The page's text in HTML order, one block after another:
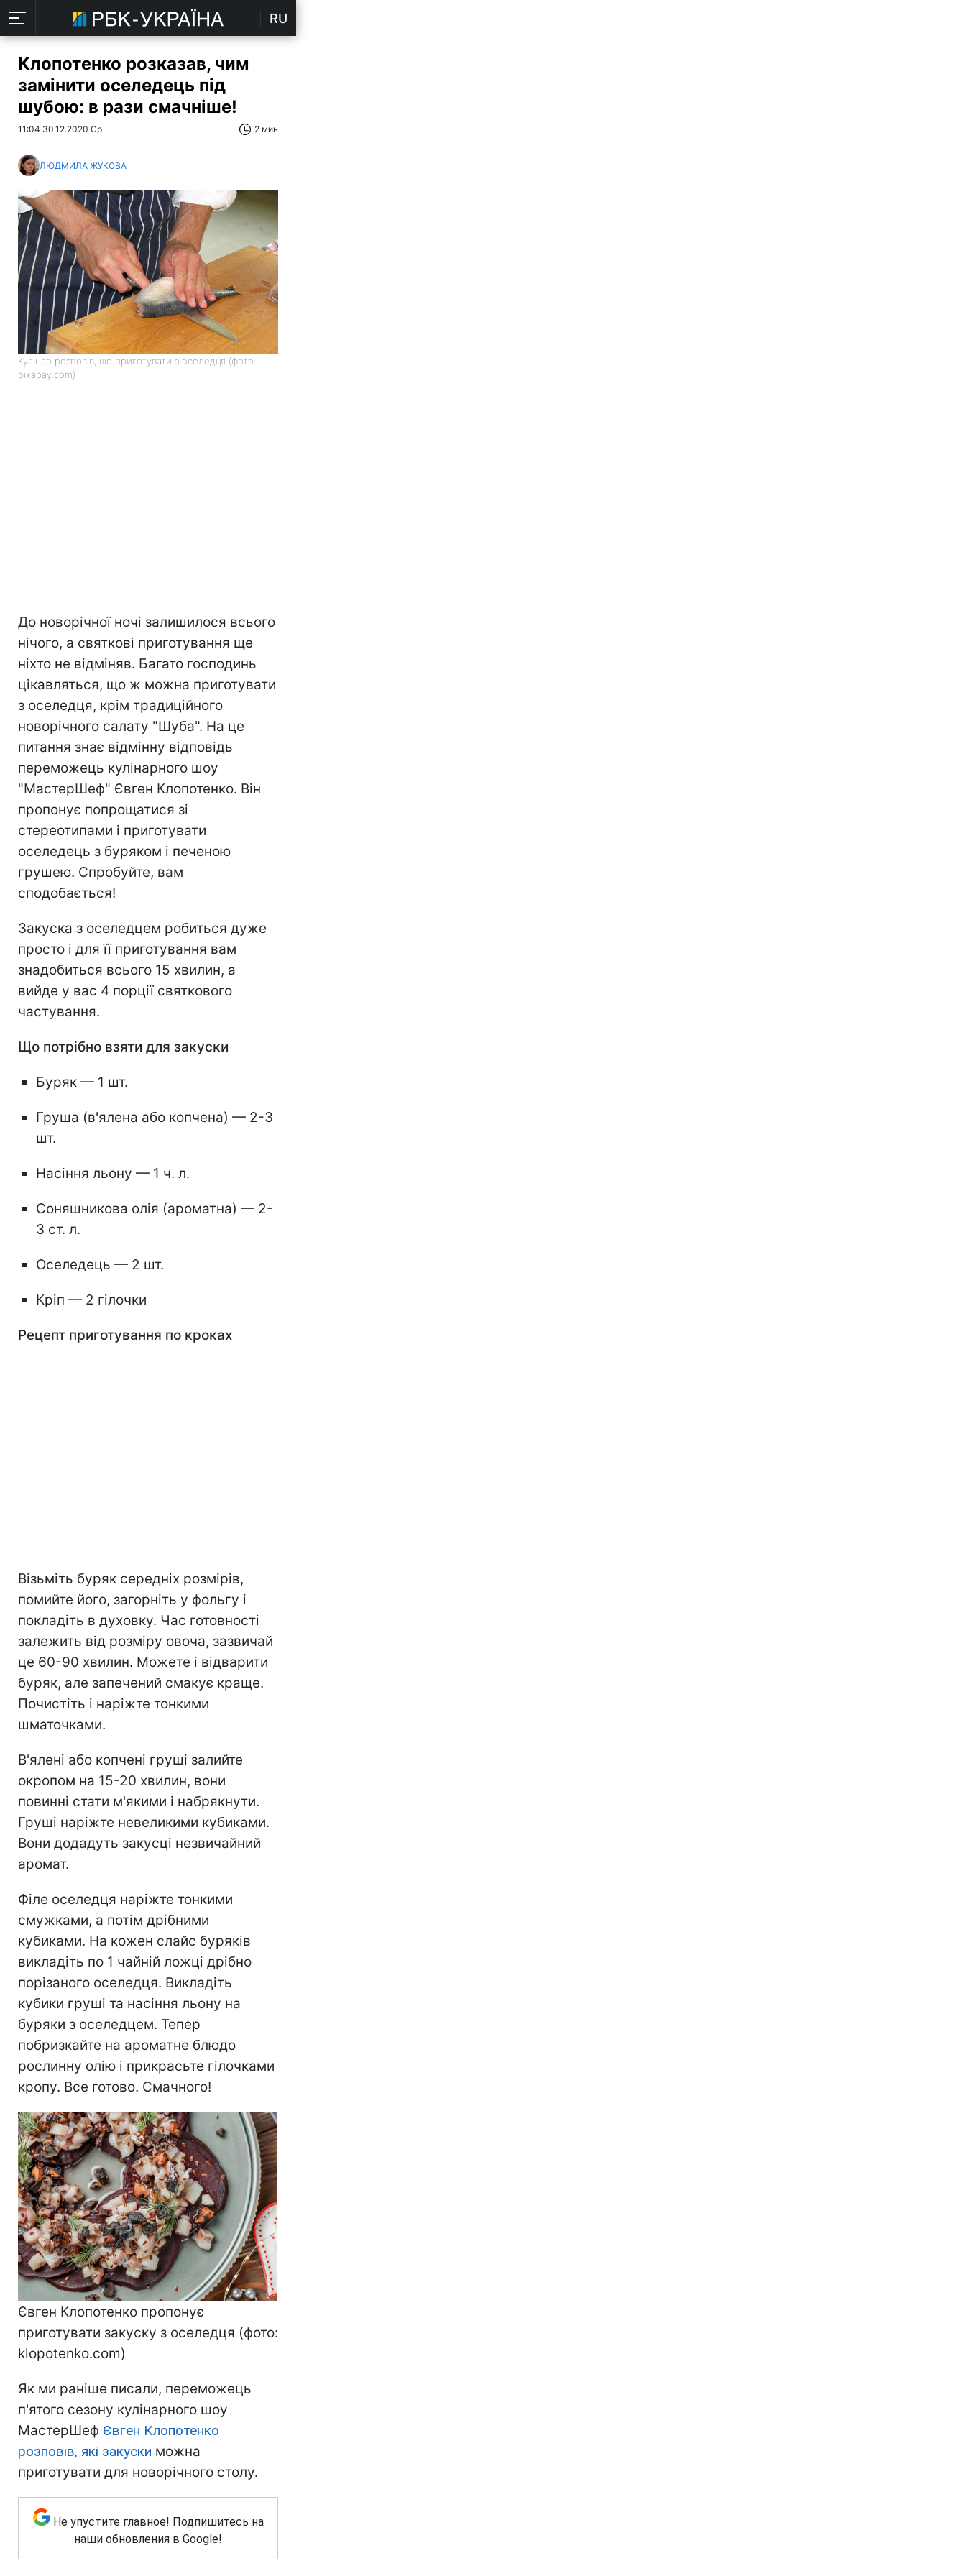
RU
Клопотенко розказав, чим
замінити оселедець під
шубою: в рази смачніше!
11:04 30.12.2020 Ср 2 мин
ЛЮДМИЛА ЖУКОВА
Кулінар розповів, що приготувати з оселедця (фото:
pixabay.com)
До новорічної ночі залишилося всього
нічого, а святкові приготування ще
ніхто не відміняв. Багато господинь
цікавляться, що ж можна приготувати
з оселедця, крім традиційного
новорічного салату "Шуба". На це
питання знає відмінну відповідь
переможець кулінарного шоу
"МастерШеф" Євген Клопотенко. Він
пропонує попрощатися зі
стереотипами і приготувати
оселедець з буряком і печеною
грушею. Спробуйте, вам
сподобається!
Закуска з оселедцем робиться дуже
просто і для її приготування вам
знадобиться всього 15 хвилин, а
вийде у вас 4 порції святкового
частування.
Що потрібно взяти для закуски
Буряк — 1 шт.
Груша (в'ялена або копчена) — 2-3
шт.
Насіння льону — 1 ч. л.
Соняшникова олія (ароматна) — 2-
3 ст. л.
Оселедець — 2 шт.
Кріп — 2 гілочки
Рецепт приготування по кроках
Візьміть буряк середніх розмірів,
помийте його, загорніть у фольгу і
покладіть в духовку. Час готовності
залежить від розміру овоча, зазвичай
це 60-90 хвилин. Можете і відварити
буряк, але запечений смакує краще.
Почистіть і наріжте тонкими
шматочками.
В'ялені або копчені груші залийте
окропом на 15-20 хвилин, вони
повинні стати м'якими і набрякнути.
Груші наріжте невеликими кубиками.
Вони додадуть закусці незвичайний
аромат.
Філе оселедця наріжте тонкими
смужками, а потім дрібними
кубиками. На кожен слайс буряків
викладіть по 1 чайній ложці дрібно
порізаного оселедця. Викладіть
кубики груші та насіння льону на
буряки з оселедцем. Тепер
побризкайте на ароматне блюдо
рослинну олію і прикрасьте гілочками
кропу. Все готово. Смачного!
Євген Клопотенко пропонує
приготувати закуску з оселедця (фото:
klopotenko.com)
Як ми раніше писали, переможець
п'ятого сезону кулінарного шоу
МастерШеф Євген Клопотенко
розповів, які закуски можна
приготувати для новорічного столу.
Не упустите главное! Подпишитесь на
наши обновления в Google!